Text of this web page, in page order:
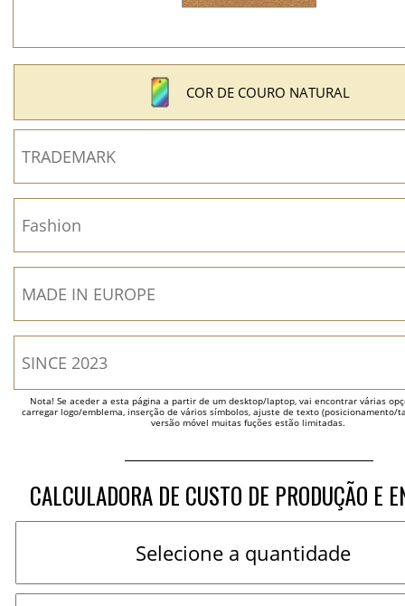
COR DE COURO NATURAL
Nota! Se aceder a esta página a partir de um desktop/laptop, vai encontrar várias
carregar logo/emblema, inserção de vários símbolos, ajuste de texto (posicionamento/
versão móvel muitas fuções estão limitadas.
CALCULADORA DE CUSTO DE PRODUÇÃO E